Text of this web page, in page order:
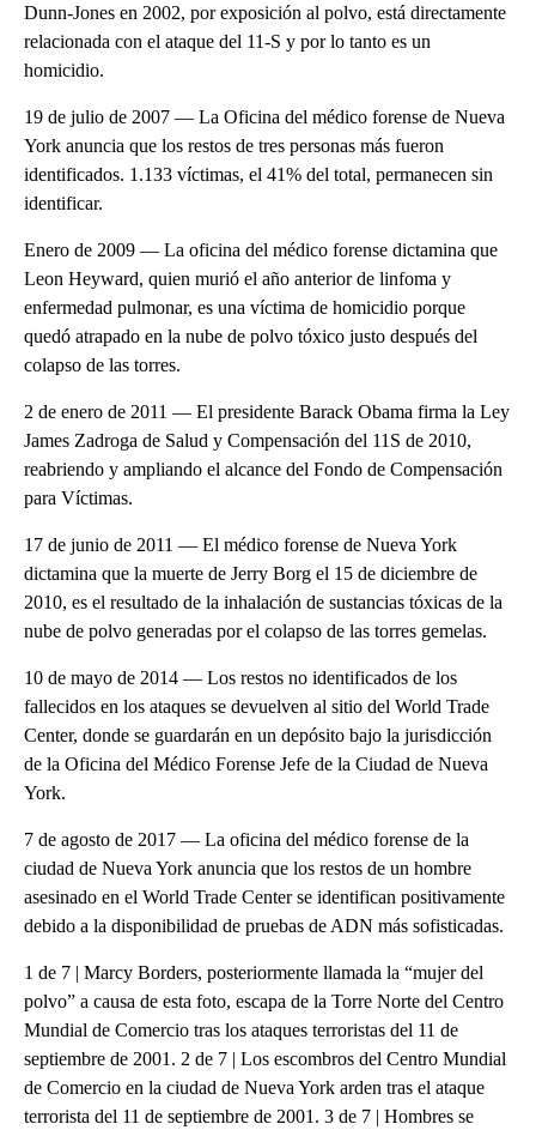
Dunn-Jones en 2002, por exposición al polvo, está directamente
relacionada con el ataque del 11-S y por lo tanto es un
homicidio.
19 de julio de 2007 — La Oficina del médico forense de Nueva
York anuncia que los restos de tres personas más fueron
identificados. 1.133 víctimas, el 41% del total, permanecen sin
identificar.
Enero de 2009 — La oficina del médico forense dictamina que
Leon Heyward, quien murió el año anterior de linfoma y
enfermedad pulmonar, es una víctima de homicidio porque
quedó atrapado en la nube de polvo tóxico justo después del
colapso de las torres.
2 de enero de 2011 — El presidente Barack Obama firma la Ley
James Zadroga de Salud y Compensación del 11S de 2010,
reabriendo y ampliando el alcance del Fondo de Compensación
para Víctimas.
17 de junio de 2011 — El médico forense de Nueva York
dictamina que la muerte de Jerry Borg el 15 de diciembre de
2010, es el resultado de la inhalación de sustancias tóxicas de la
nube de polvo generadas por el colapso de las torres gemelas.
10 de mayo de 2014 — Los restos no identificados de los
fallecidos en los ataques se devuelven al sitio del World Trade
Center, donde se guardarán en un depósito bajo la jurisdicción
de la Oficina del Médico Forense Jefe de la Ciudad de Nueva
York.
7 de agosto de 2017 — La oficina del médico forense de la
ciudad de Nueva York anuncia que los restos de un hombre
asesinado en el World Trade Center se identifican positivamente
debido a la disponibilidad de pruebas de ADN más sofisticadas.
1 de 7 | Marcy Borders, posteriormente llamada la “mujer del
polvo” a causa de esta foto, escapa de la Torre Norte del Centro
Mundial de Comercio tras los ataques terroristas del 11 de
septiembre de 2001. 2 de 7 | Los escombros del Centro Mundial
de Comercio en la ciudad de Nueva York arden tras el ataque
terrorista del 11 de septiembre de 2001. 3 de 7 | Hombres se